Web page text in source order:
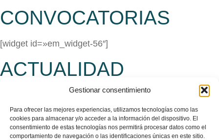
Gestionar consentimiento
Para ofrecer las mejores experiencias, utilizamos tecnologías como las
cookies para almacenar y/o acceder a la información del dispositivo. El
consentimiento de estas tecnologías nos permitirá procesar datos como el
comportamiento de navegación o las identificaciones únicas en este sitio.
CONVOCATORIAS
[widget id=»em_widget-56″]
ACTUALIDAD
CONOCE NUESTROS
SERVICIOS